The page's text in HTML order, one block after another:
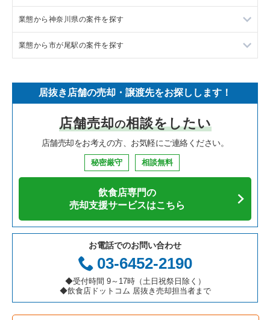
イタリア料理の居抜き売却物件の案件一覧
中華の居抜き売却物件の案件一覧
寿司の居抜き売却物件の案件一覧
焼肉の居抜き売却物件の案件一覧
鉄板焼き・お好み焼の居抜き売却物件の案件一覧
カフェの居抜き売却物件の案件一覧
テイクアウトの居抜き売却物件の案件一覧
お弁当・惣菜・デリの居抜き売却物件の案件一覧
カラオケ・パブ・スナックの居抜き売却物件の案件一覧
バーの居抜き売却物件の案件一覧
東京都下の飲食店の居抜き売却物件の案件一覧
千葉県の飲食店の居抜き売却物件の案件一覧
神奈川県の飲食店の居抜き売却物件の案件一覧
大阪府の飲食店の居抜き売却物件の案件一覧
兵庫県の飲食店の居抜き売却物件の案件一覧
愛知県の飲食店の居抜き売却物件の案件一覧
岐阜県の飲食店の居抜き売却物件の案件一覧
三重県の飲食店の居抜き売却物件の案件一覧
大和市の飲食店の居抜き売却物件の案件一覧
鎌倉市の飲食店の居抜き売却物件の案件一覧
川崎市高津区の飲食店の居抜き売却物件の案件一覧
横浜市鶴見区の飲食店の居抜き売却物件の案件一覧
川崎市中原区の飲食店の居抜き売却物件の案件一覧
横浜市南区の飲食店の居抜き売却物件の案件一覧
横浜市港北区の飲食店の居抜き売却物件の案件一覧
横浜市神奈川区の飲食店の居抜き売却物件の案件一覧
横浜市都筑区の飲食店の居抜き売却物件の案件一覧
横浜市西区の飲食店の居抜き売却物件の案件一覧
業態から神奈川県の案件を探す
神奈川県のラーメンの居抜き売却物件の案件一覧
神奈川県のイタリア料理の居抜き売却物件の案件一覧
神奈川県の中華の居抜き売却物件の案件一覧
神奈川県のそば・うどんの居抜き売却物件の案件一覧
神奈川県の焼肉の居抜き売却物件の案件一覧
神奈川県の鉄板焼き・お好み焼の居抜き売却物件の案件一覧
神奈川県のアジア料理の居抜き売却物件の案件一覧
神奈川県のカフェの居抜き売却物件の案件一覧
神奈川県のテイクアウトの居抜き売却物件の案件一覧
業態から市が尾駅の案件を探す
市が尾駅のその他の居抜き売却物件の案件一覧
居抜き店舗の売却・譲渡先をお探しします！
店舗売却の相談をしたい
店舗売却をお考えの方、お気軽にご連絡ください。
秘密厳守 相談無料
飲食店専門の
売却支援サービスはこちら
お電話でのお問い合わせ
03-6452-2190
◆受付時間 9～17時（土日祝祭日除く）
◆飲食店ドットコム 居抜き売却担当者まで